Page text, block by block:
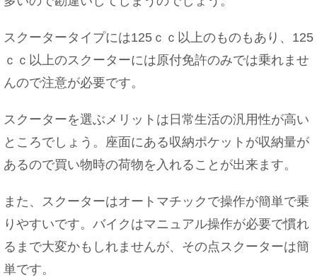
やり方を解説！
オンリーワンの意味とは？恋愛する上で大切なこ
とを学ぼう
赤ちゃんがミルクから牛乳へ切り替えする時期や
注意点をご紹介
スクータータイプには125ｃｃ以上のものもあり、125
ｃｃ以上のスクーターには原付免許のみでは乗れませ
んので注意が必要です。
スクーターを選ぶメリットは日常生活の汎用性が高い
ところでしょう。座面にある収納ポケットが収納量が
あるので買い物時の荷物を入れることが出来ます。
また、スクーターはオートマチックで操作が簡単で乗
りやすいです。バイクはマニュアル操作が必要で慣れ
るまで大変かもしれませんが、その点スクーターは簡
単です。